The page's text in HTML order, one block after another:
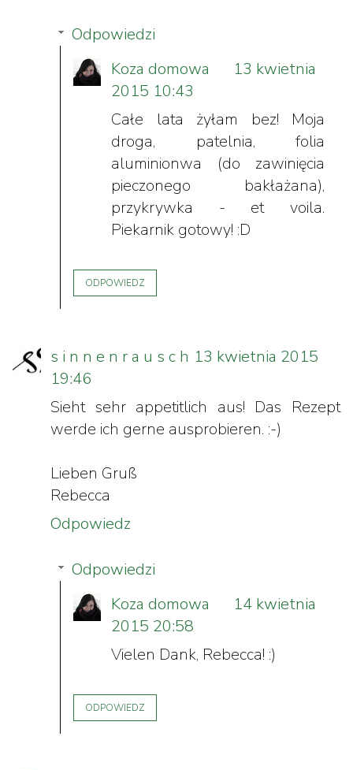
Odpowiedzi
Koza domowa
13 kwietnia
2015 10:43
Całe lata żyłam bez! Moja
droga, patelnia, folia
aluminionwa (do zawinięcia
pieczonego bakłażana),
przykrywka - et voila.
Piekarnik gotowy! :D
ODPOWIEDZ
s i n n e n r a u s c h 13 kwietnia 2015
19:46
Sieht sehr appetitlich aus! Das Rezept
werde ich gerne ausprobieren. :-)
Lieben Gruß
Rebecca
Odpowiedz
Odpowiedzi
Koza domowa
14 kwietnia
2015 20:58
Vielen Dank, Rebecca! :)
ODPOWIEDZ